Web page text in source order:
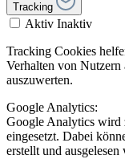
Tracking
Aktiv Inaktiv
Tracking Cookies
Verhalten von Nutzern
auszuwerten.
Google Analytics:
Google Analytics wird
eingesetzt. Dabei
erstellt und ausgelesen